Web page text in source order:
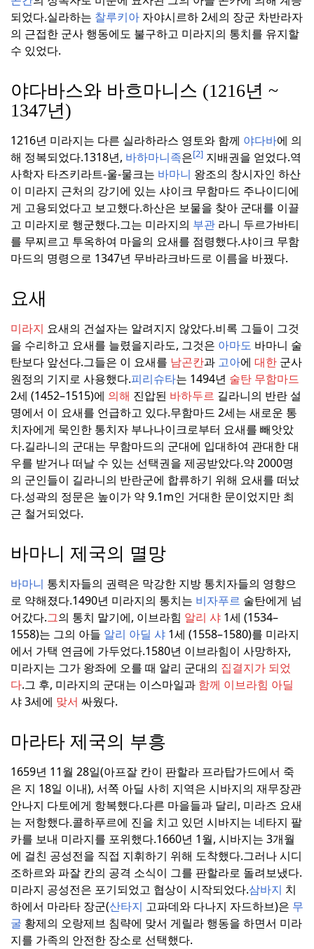
되었다.실라하는 찰루키아 자야시르하 2세의 장군 차반라자
의 근접한 군사 행동에도 불구하고 미라지의 통치를 유지할
수 있었다.
야다바스와 바흐마니스 (1216년 ~
1347년)
1216년 미라지는 다른 실라하라스 영토와 함께 야다바에 의
해 정복되었다.1318년, 바하마니족은[2] 지배권을 얻었다.역
사학자 타즈키라트-울-물크는 바마니 왕조의 창시자인 하산
이 미라지 근처의 강기에 있는 샤이크 무함마드 주나이디에
게 고용되었다고 보고했다.하산은 보물을 찾아 군대를 이끌
고 미라지로 행군했다.그는 미라지의 부관 라니 두르가바티
를 무찌르고 투옥하여 마을의 요새를 점령했다.샤이크 무함
마드의 명령으로 1347년 무바라크바드로 이름을 바꿨다.
요새
미라지 요새의 건설자는 알려지지 않았다.비록 그들이 그것
을 수리하고 요새를 늘렸을지라도, 그것은 아마도 바마니 술
탄보다 앞선다.그들은 이 요새를 남곤칸과 고아에 대한 군사
원정의 기지로 사용했다.피리슈타는 1494년 술탄 무함마드
2세 (1452–1515)에 의해 진압된 바하두르 길라니의 반란 설
명에서 이 요새를 언급하고 있다.무함마드 2세는 새로운 통
치자에게 묵인한 통치자 부나나이크로부터 요새를 빼앗았
다.길라니의 군대는 무함마드의 군대에 입대하여 관대한 대
우를 받거나 떠날 수 있는 선택권을 제공받았다.약 2000명
의 군인들이 길라니의 반란군에 합류하기 위해 요새를 떠났
다.성곽의 정문은 높이가 약 9.1m인 거대한 문이었지만 최
근 철거되었다.
바마니 제국의 멸망
바마니 통치자들의 권력은 막강한 지방 통치자들의 영향으
로 약해졌다.1490년 미라지의 통치는 비자푸르 술탄에게 넘
어갔다.그의 통치 말기에, 이브라힘 알리 샤 1세 (1534–
1558)는 그의 아들 알리 아딜 샤 1세 (1558–1580)를 미라지
에서 가택 연금에 가두었다.1580년 이브라힘이 사망하자,
미라지는 그가 왕좌에 오를 때 알리 군대의 집결지가 되었
다.그 후, 미라지의 군대는 이스마일과 함께 이브라힘 아딜
샤 3세에 맞서 싸웠다.
마라타 제국의 부흥
1659년 11월 28일(아프잘 칸이 판할라 프라탑가드에서 죽
은 지 18일 이내), 서쪽 아딜 사히 지역은 시바지의 재무장관
안나지 다토에게 항복했다.다른 마을들과 달리, 미라즈 요새
는 저항했다.콜하푸르에 진을 치고 있던 시바지는 네타지 팔
카를 보내 미라지를 포위했다.1660년 1월, 시바지는 3개월
에 걸친 공성전을 직접 지휘하기 위해 도착했다.그러나 시디
조하르와 파잘 칸의 공격 소식이 그를 판할라로 돌려보냈다.
미라지 공성전은 포기되었고 협상이 시작되었다.삼바지 치
하에서 마라타 장군(산타지 고파데와 다나지 자드하브)은 무
굴 황제의 오랑제브 침략에 맞서 게릴라 행동을 하면서 미라
지를 가족의 안전한 장소로 선택했다.